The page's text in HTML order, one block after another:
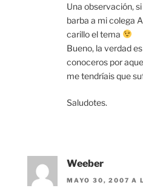
Una observación,
barba a mi colega
carillo el tema
Bueno, la verdad
conoceros por
me tendríais que
Saludotes.
Weeber
MAYO 30, 2007 A